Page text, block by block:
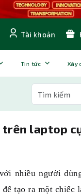
Tài khoản
Tin tức Xây
laptop
nhiều người
tạo ra một chiếc